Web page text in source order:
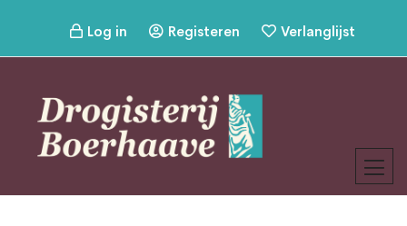
Log in Registeren Verlanglijst